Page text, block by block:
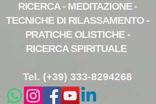
RICERCA - MEDITAZIONE -
TECNICHE DI RILASSAMENTO -
PRATICHE OLISTICHE -
RICERCA SPIRITUALE
Tel. (+39) 333-8294268